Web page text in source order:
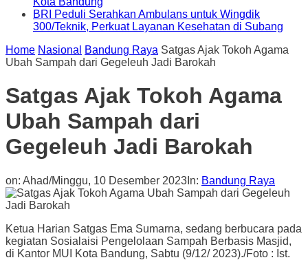
BRI Peduli Serahkan Ambulans untuk Wingdik
300/Teknik, Perkuat Layanan Kesehatan di Subang
Home Nasional Bandung Raya Satgas Ajak Tokoh Agama
Ubah Sampah dari Gegeleuh Jadi Barokah
Satgas Ajak Tokoh Agama
Ubah Sampah dari
Gegeleuh Jadi Barokah
on: Ahad/Minggu, 10 Desember 2023 In: Bandung Raya
Ketua Harian Satgas Ema Sumarna, sedang berbucara pada
kegiatan Sosialaisi Pengelolaan Sampah Berbasis Masjid,
di Kantor MUI Kota Bandung, Sabtu (9/12/ 2023)./Foto : Ist.